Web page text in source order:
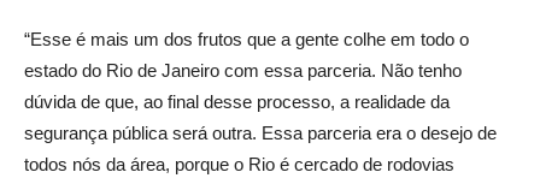
“Esse é mais um dos frutos que a gente colhe em todo o
estado do Rio de Janeiro com essa parceria. Não tenho
dúvida de que, ao final desse processo, a realidade da
segurança pública será outra. Essa parceria era o desejo de
todos nós da área, porque o Rio é cercado de rodovias